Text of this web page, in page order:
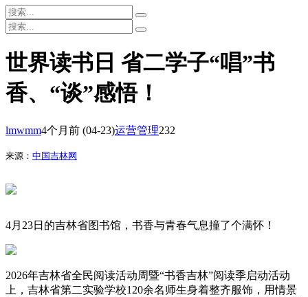
世界读书日 省二学子“唱”书
香、“谈”感悟！
lmwmm4个月前 (04-23)运营管理232
来源： 中国吉林网
4月23日的吉林省图书馆，书香与青春气息撞了个满怀！
2026年吉林省全民阅读活动周暨“书香吉林”阅读季启动活动
上，吉林省第二实验学校120余名师生身着整齐服饰，用情景